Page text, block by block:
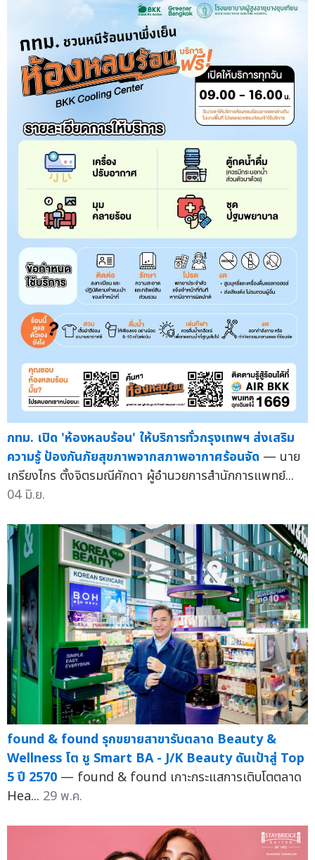
กทม. เปิด 'ห้องหลบร้อน' ให้บริการทั่วกรุงเทพฯ ส่งเสริม
ความรู้ ป้องกันภัยสุขภาพจากสภาพอากาศร้อนจัด — นาย
เกรียงไกร ตั้งจิตรมณีศักดา ผู้อำนวยการสำนักการแพทย์...
04 มิ.ย.
found & found รุกขยายสาขารับตลาด Beauty &
Wellness โต ชู Smart BA - J/K Beauty ดันเป้าสู่ Top
5 ปี 2570 — found & found เกาะกระแสการเติบโตตลาด
Hea... 29 พ.ค.